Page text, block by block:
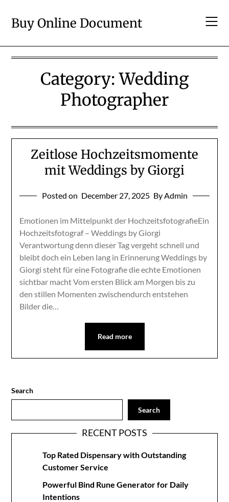
content
Buy Online Document
Category:Wedding
Photographer
Zeitlose Hochzeitsmomente
mit Weddings by Giorgi
Posted on December 27, 2025 By Admin
Emotionen im Mittelpunkt der HochzeitsfotografieEin
Hochzeitsfotograf – Weddings by Giorgi
Verantwortung denn dieser Tag vergeht schnell und
bleibt doch ein Leben lang in Erinnerung Weddings by
Giorgi steht für eine Fotografie die echte Emotionen
sichtbar macht Vom ersten Blick am Morgen bis zu
den stillen Momenten zwischendurch entstehen
Bilder die…
Read more
Search
Search
RECENT POSTS
Top Rated Dispensary with Outstanding
Customer Service
Powerful Bind Rune Generator for Daily
Intentions